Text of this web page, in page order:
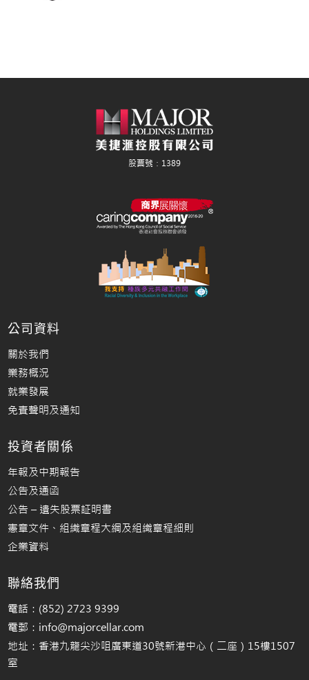
公司資料
關於我們
業務概況
就業發展
免責聲明及通知
投資者關係
年報及中期報告
公告及通函
公告 – 遺失股票証明書
憲章文件、組織章程大綱及組織章程細則
企業資料
聯絡我們
電話：(852) 2723 9399
電郵：info@majorcellar.com
地址：香港九龍尖沙咀廣東道30號新港中心（二座）15樓1507
室